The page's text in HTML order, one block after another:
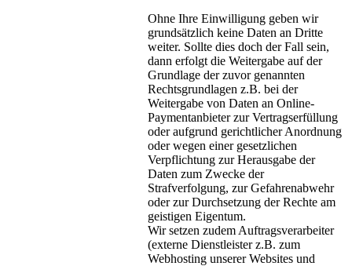
Ohne Ihre Einwilligung geben wir
grundsätzlich keine Daten an Dritte
weiter. Sollte dies doch der Fall sein,
dann erfolgt die Weitergabe auf der
Grundlage der zuvor genannten
Rechtsgrundlagen z.B. bei der
Weitergabe von Daten an Online-
Paymentanbieter zur Vertragserfüllung
oder aufgrund gerichtlicher Anordnung
oder wegen einer gesetzlichen
Verpflichtung zur Herausgabe der
Daten zum Zwecke der
Strafverfolgung, zur Gefahrenabwehr
oder zur Durchsetzung der Rechte am
geistigen Eigentum.
Wir setzen zudem Auftragsverarbeiter
(externe Dienstleister z.B. zum
Webhosting unserer Websites und